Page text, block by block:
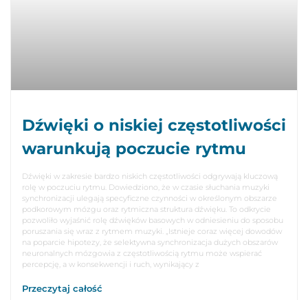
Dźwięki o niskiej częstotliwości
warunkują poczucie rytmu
Dźwięki w zakresie bardzo niskich częstotliwości odgrywają kluczową
rolę w poczuciu rytmu. Dowiedziono, że w czasie słuchania muzyki
synchronizacji ulegają specyficzne czynności w określonym obszarze
podkorowym mózgu oraz rytmiczna struktura dźwięku. To odkrycie
pozwoliło wyjaśnić rolę dźwięków basowych w odniesieniu do sposobu
poruszania się wraz z rytmem muzyki. „Istnieje coraz więcej dowodów
na poparcie hipotezy, że selektywna synchronizacja dużych obszarów
neuronalnych mózgowia z częstotliwością rytmu może wspierać
percepcję, a w konsekwencji i ruch, wynikający z
Przeczytaj całość